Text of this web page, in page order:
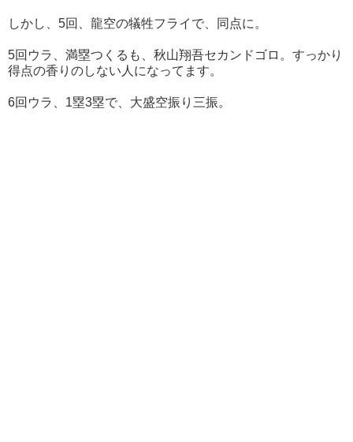
しかし、5回、龍空の犠牲フライで、同点に。
5回ウラ、満塁つくるも、秋山翔吾セカンドゴロ。すっかり
得点の香りのしない人になってます。
6回ウラ、1塁3塁で、大盛空振り三振。